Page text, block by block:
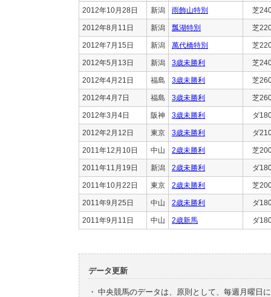
2012年10月28日 新潟 雨飾山特別 芝
2012年8月11日 新潟 瓢湖特別 芝
2012年7月15日 新潟 萬代橋特別 芝
2012年5月13日 新潟 3歳未勝利 芝
2012年4月21日 福島 3歳未勝利 芝
2012年4月7日 福島 3歳未勝利 芝
2012年3月4日 阪神 3歳未勝利 ダ
2012年2月12日 東京 3歳未勝利 ダ
2011年12月10日 中山 2歳未勝利 芝
2011年11月19日 新潟 2歳未勝利 ダ
2011年10月22日 東京 2歳未勝利 芝
2011年9月25日 中山 2歳未勝利 ダ
2011年9月11日 中山 2歳新馬 ダ
データ更新
・ 中央競馬のデータは、原則として、毎週月曜日